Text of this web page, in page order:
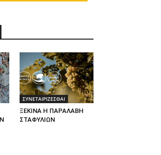
ΣΥΝΕΤΑΙΡΙΖΕΣΘΑΙ
ΞΕΚΙΝΑ Η ΠΑΡΑΛΑΒΗ
ΣΤΑΦΥΛΙΩΝ